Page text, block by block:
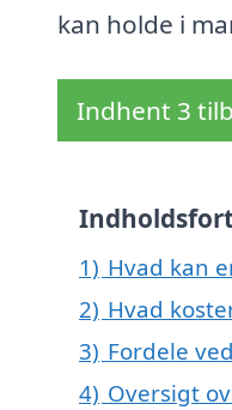
kan holde i
Indhent 3
1) Hvad kan
2) Hvad
3) Fordele
4) Oversigt